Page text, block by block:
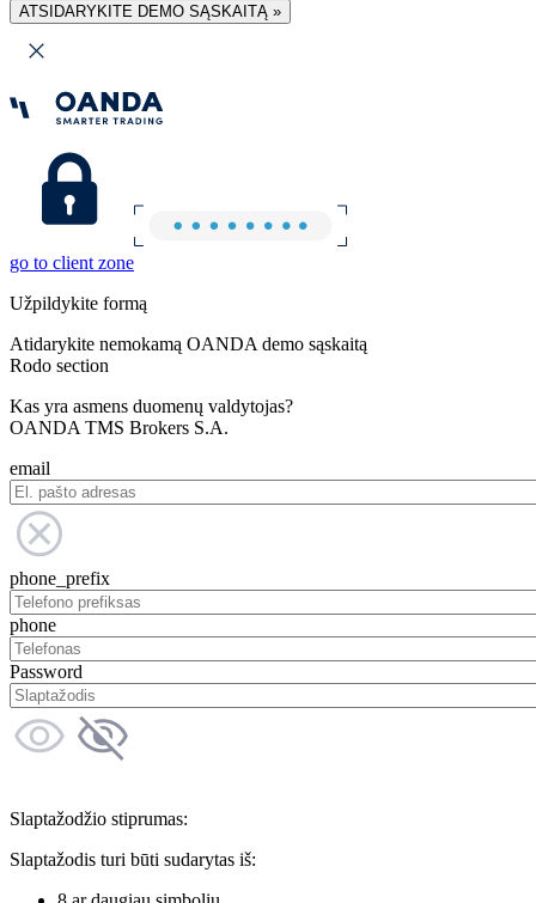
ATSIDARYKITE DEMO SĄSKAITĄ »
go to client zone
Užpildykite formą
Atidarykite nemokamą OANDA demo sąskaitą
Rodo section
Kas yra asmens duomenų valdytojas?
OANDA TMS Brokers S.A.
email
phone_prefix
phone
Password
Slaptažodžio stiprumas:
Slaptažodis turi būti sudarytas iš: